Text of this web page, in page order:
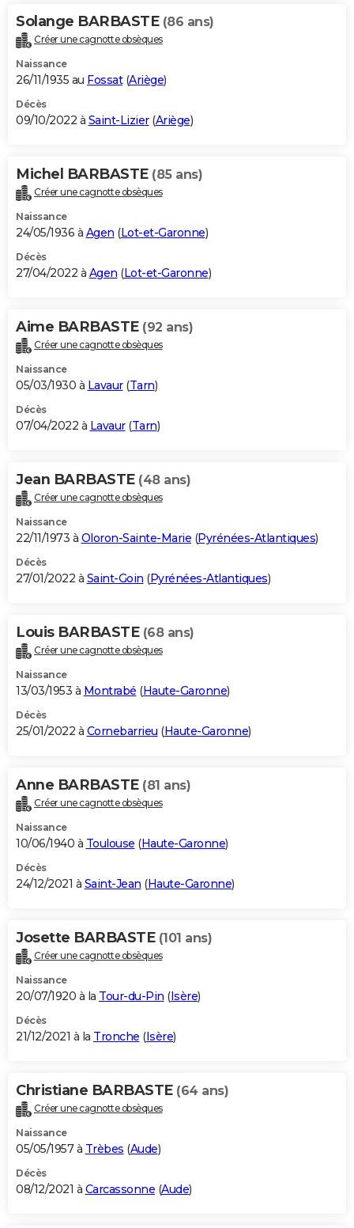
Solange BARBASTE (86 ans)
Créer une cagnotte obsèques
Naissance
26/11/1935 au Fossat(Ariège)
Décès
09/10/2022 à Saint-Lizier(Ariège)
Michel BARBASTE (85 ans)
Créer une cagnotte obsèques
Naissance
24/05/1936 à Agen (Lot-et-Garonne)
Décès
27/04/2022 à Agen (Lot-et-Garonne)
Aime BARBASTE (92 ans)
Créer une cagnotte obsèques
Naissance
05/03/1930 à Lavaur(Tarn)
Décès
07/04/2022 à Lavaur(Tarn)
Jean BARBASTE (48 ans)
Créer une cagnotte obsèques
Naissance
22/11/1973 à Oloron-Sainte-Marie (Pyrénées-Atlantiques)
Décès
27/01/2022 à Saint-Goin (Pyrénées-Atlantiques)
Louis BARBASTE (68 ans)
Créer une cagnotte obsèques
Naissance
13/03/1953 à Montrabé (Haute-Garonne)
Décès
25/01/2022 à Cornebarrieu (Haute-Garonne)
Anne BARBASTE (81 ans)
Créer une cagnotte obsèques
Naissance
10/06/1940 à Toulouse (Haute-Garonne)
Décès
24/12/2021 à Saint-Jean (Haute-Garonne)
Josette BARBASTE (101 ans)
Créer une cagnotte obsèques
Naissance
20/07/1920 à la Tour-du-Pin (Isère)
Décès
21/12/2021 à la Tronche (Isère)
Christiane BARBASTE (64 ans)
Créer une cagnotte obsèques
Naissance
05/05/1957 à Trèbes (Aude)
Décès
08/12/2021 à Carcassonne (Aude)